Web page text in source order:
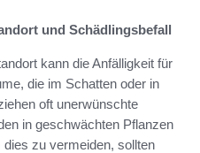
und Schädlingsbefall
kann die Anfälligkeit für
die im Schatten oder in
oft unerwünschte
in geschwächten Pflanzen
dies zu vermeiden, sollten